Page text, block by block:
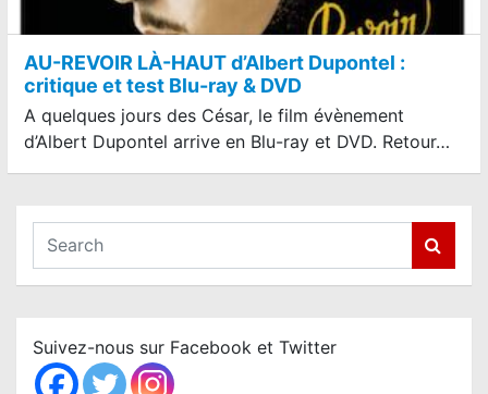
AU-REVOIR LÀ-HAUT d’Albert Dupontel :
critique et test Blu-ray & DVD
A quelques jours des César, le film évènement
d’Albert Dupontel arrive en Blu-ray et DVD. Retour…
a
c
h
Suivez-nous sur Facebook et Twitter